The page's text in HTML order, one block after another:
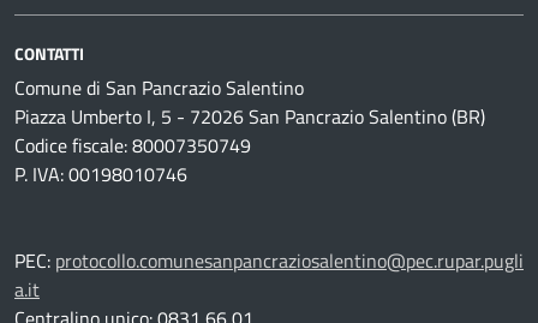
CONTATTI
Comune di San Pancrazio Salentino
Piazza Umberto I, 5 - 72026 San Pancrazio Salentino (BR)
Codice fiscale: 80007350749
P. IVA: 00198010746
PEC: protocollo.comunesanpancraziosalentino@pec.rupar.pugli
a.it